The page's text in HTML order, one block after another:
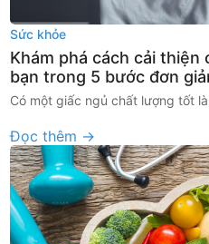
Sức khỏe
Khám phá cách cải thiện
bạn trong 5 bước đơn
Có một giấc ngủ chất lượng tốt
Đọc thêm →